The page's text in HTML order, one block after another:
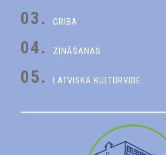
03. GRIBA
04. ZINĀŠANAS
05. LATVISKĀ KULTŪRVIDE